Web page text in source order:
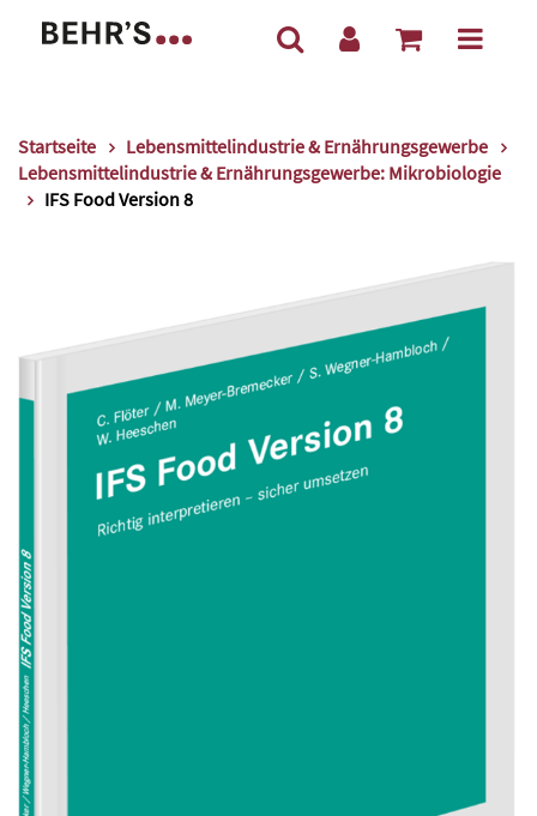
Startseite
Lebensmittelindustrie & Ernährungsgewerbe
Lebensmittelindustrie & Ernährungsgewerbe: Mikrobiologie
IFS Food Version 8